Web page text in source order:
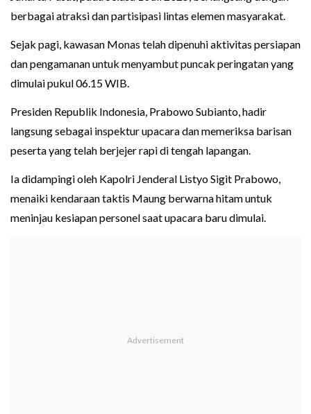
berbagai atraksi dan partisipasi lintas elemen masyarakat.
Sejak pagi, kawasan Monas telah dipenuhi aktivitas persiapan
dan pengamanan untuk menyambut puncak peringatan yang
dimulai pukul 06.15 WIB.
Presiden Republik Indonesia, Prabowo Subianto, hadir
langsung sebagai inspektur upacara dan memeriksa barisan
peserta yang telah berjejer rapi di tengah lapangan.
Ia didampingi oleh Kapolri Jenderal Listyo Sigit Prabowo,
menaiki kendaraan taktis Maung berwarna hitam untuk
meninjau kesiapan personel saat upacara baru dimulai.